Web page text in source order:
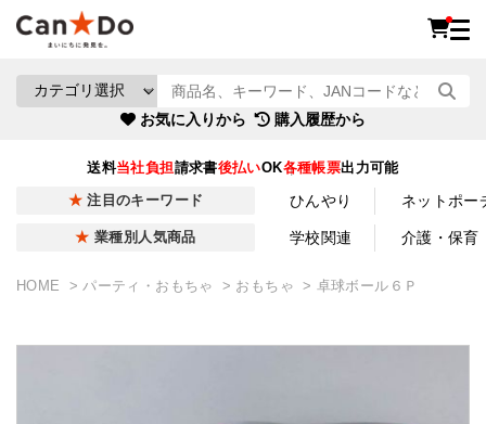
お気に入りから 購入履歴から
送料当社負担請求書後払いOK各種帳票出力可能
注目のキーワード ひんやり ネットポー
業種別人気商品 学校関連 介護・保育
HOME パーティ・おもちゃ おもちゃ 卓球ボール６Ｐ